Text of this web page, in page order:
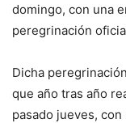
domingo, con una
peregrinación
Dicha
que año tras año
pasado jueves,